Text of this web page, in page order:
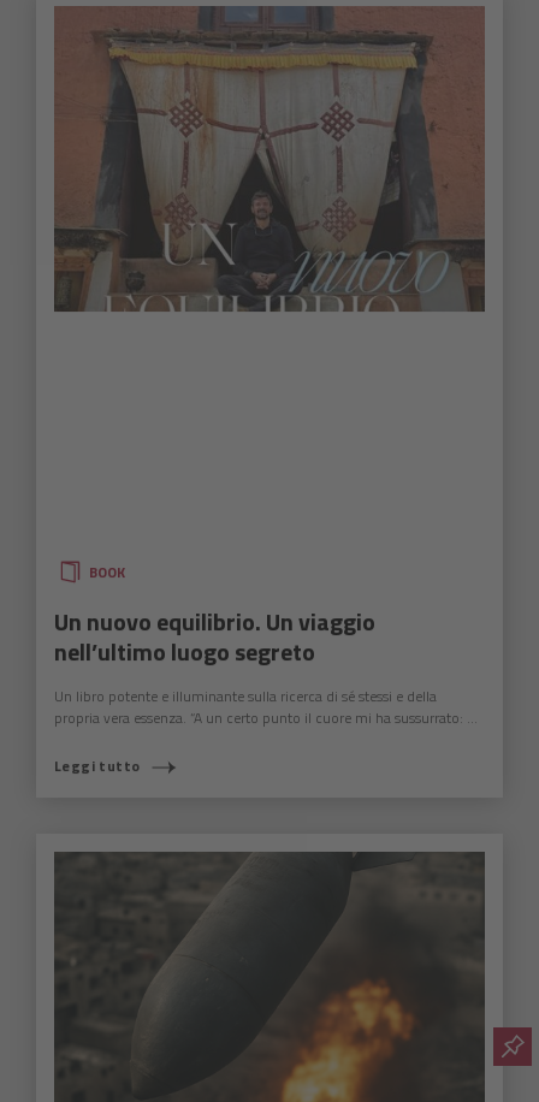
BOOK
Un nuovo equilibrio. Un viaggio
nell’ultimo luogo segreto
Un libro potente e illuminante sulla ricerca di sé stessi e della
propria vera essenza. “A un certo punto il cuore mi ha sussurrato: ...
Leggi tutto